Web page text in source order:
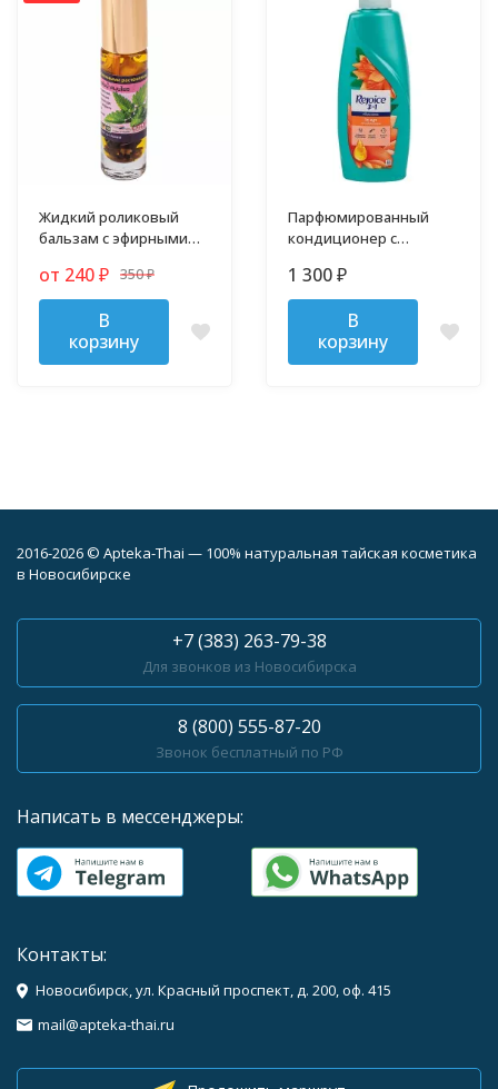
Жидкий роликовый
бальзам с эфирными
от 240 ₽ 350₽
В
корзину
Парфюмированный
кондиционер с
Rejoice 370 мл
1 300 ₽
В
корзину
2016-2026 © Apteka-Thai — 100% натуральная тайская косметика
в Новосибирске
+7 (383) 263-79-38
Для звонков из Новосибирска
8 (800) 555-87-20
Звонок бесплатный по РФ
Написать в мессенджеры:
Контакты:
Новосибирск, ул. Красный проспект, д. 200, оф. 415
mail@apteka-thai.ru